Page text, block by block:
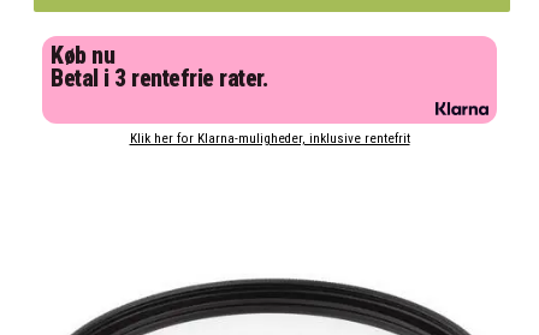
Køb nu
Betal i 3 rentefrie rater.
Klik her for Klarna-muligheder, inklusive rentefrit